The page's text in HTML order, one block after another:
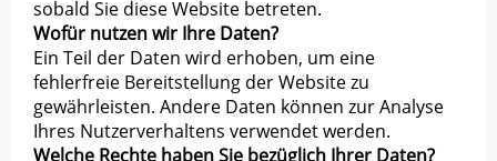
sobald Sie diese Website betreten.
Wofür nutzen wir Ihre Daten?
Ein Teil der Daten wird erhoben, um eine
fehlerfreie Bereitstellung der Website zu
gewährleisten. Andere Daten können zur Analyse
Ihres Nutzerverhaltens verwendet werden.
Welche Rechte haben Sie bezüglich Ihrer Daten?